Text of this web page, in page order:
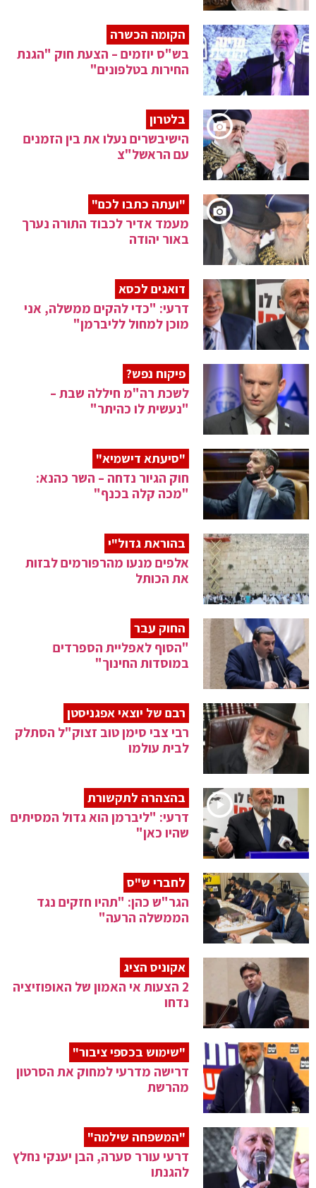
הקומה הכשרה
בש"ס יוזמים – הצעת חוק "הגנת
החירות בטלפונים"
בלטרון
הישיבשרים נעלו את בין הזמנים
עם הראשל"צ
"ועתה כתבו לכם"
מעמד אדיר לכבוד התורה נערך
באור יהודה
דואגים לכסא
דרעי: "כדי להקים ממשלה, אני
מוכן למחול לליברמן"
פיקוח נפש?
לשכת רה"מ חיללה שבת –
"נעשית לו כהיתר"
"סיעתא דישמיא"
חוק הגיור נדחה – השר כהנא:
"מכה קלה בכנף"
בהוראת גדול"י
אלפים מנעו מהרפורמים לבזות
את הכותל
החוק עבר
"הסוף לאפליית הספרדים
במוסדות החינוך"
רבם של יוצאי אפגניסטן
רבי צבי סימן טוב זצוק"ל הסתלק
לבית עולמו
בהצהרה לתקשורת
דרעי: "ליברמן הוא גדול המסיתים
שהיו כאן"
לחברי ש"ס
הגר"ש כהן: "תהיו חזקים נגד
הממשלה הרעה"
אקוניס הציג
2 הצעות אי האמון של האופוזיציה
נדחו
"שימוש בכספי ציבור"
דרישה מדרעי למחוק את הסרטון
מהרשת
"המשפחה שילמה"
דרעי עורר סערה, הבן יענקי נחלץ
להגנתו